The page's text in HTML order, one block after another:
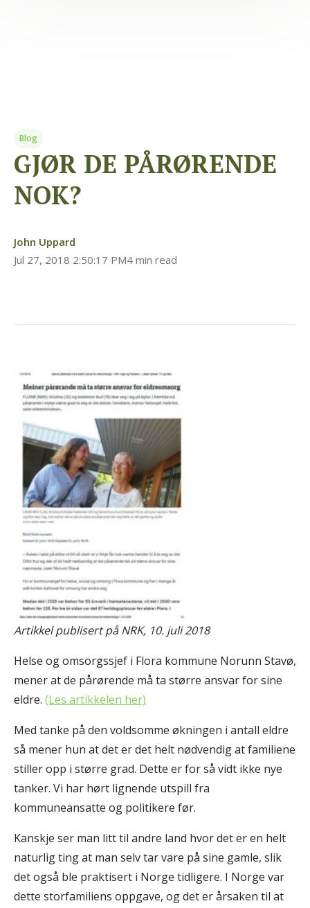
Blog
GJØR DE PÅRØRENDE
NOK?
John Uppard
Jul 27, 2018 2:50:17 PM4 min read
Artikkel publisert på NRK, 10. juli 2018
Helse og omsorgssjef i Flora kommune Norunn Stavø,
mener at de pårørende må ta større ansvar for sine
eldre. (Les artikkelen her)
Med tanke på den voldsomme økningen i antall eldre
så mener hun at det er det helt nødvendig at familiene
stiller opp i større grad. Dette er for så vidt ikke nye
tanker. Vi har hørt lignende utspill fra
kommuneansatte og politikere før.
Kanskje ser man litt til andre land hvor det er en helt
naturlig ting at man selv tar vare på sine gamle, slik
det også ble praktisert i Norge tidligere. I Norge var
dette storfamiliens oppgave, og det er årsaken til at